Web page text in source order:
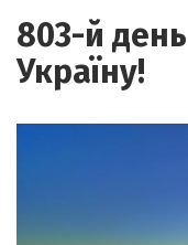
803-й
Україну!